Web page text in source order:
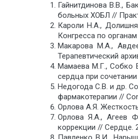
Гайнитдинова В.В.,
больных ХОБЛ //
Кароли Н.А.,
Конгресса по
Макарова М.А.,
Терапевтический
Мамаева М.Г., Собко
сердца при
Недогода С.В. и др.
фармакотерапии //
Орлова А.Я.
Орлова Я.А., Агеев
коррекции //